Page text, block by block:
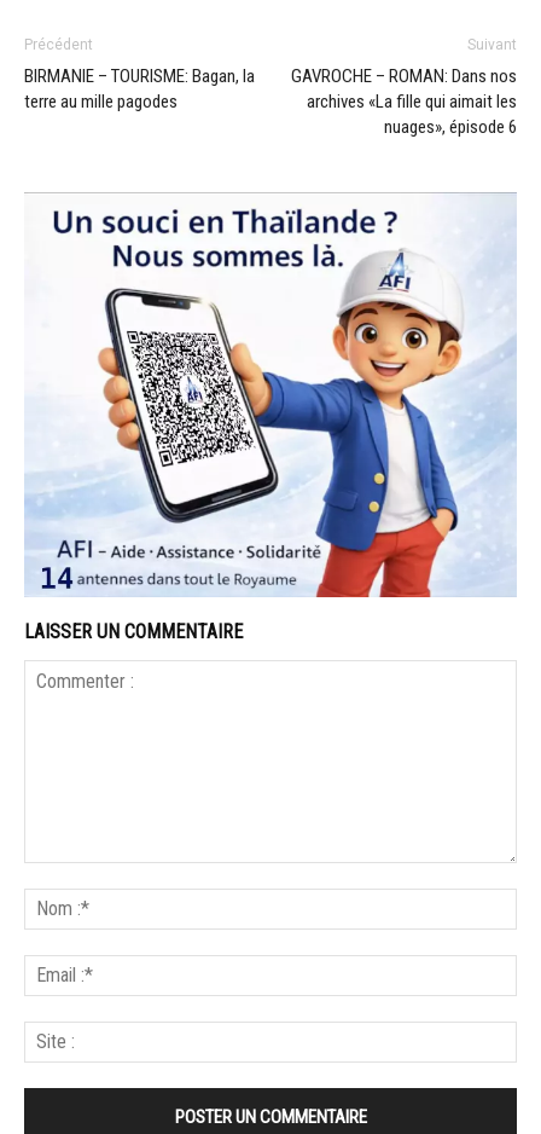
Précédent
BIRMANIE – TOURISME: Bagan, la
terre au mille pagodes
Suivant
GAVROCHE – ROMAN: Dans nos
archives «La fille qui aimait les
nuages», épisode 6
LAISSER UN COMMENTAIRE